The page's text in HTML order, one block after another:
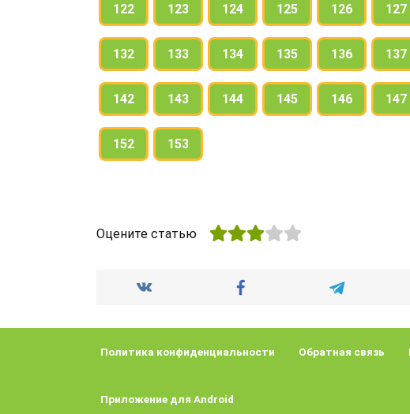
122 123 124 125 126 127
132 133 134 135 136 137
142 143 144 145 146 147
152 153
Оцените статью
Политика конфиденциальности Обратная связь
Приложение для Android